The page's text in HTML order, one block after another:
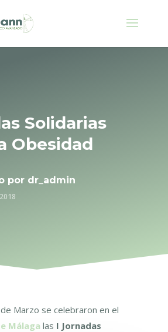
Solidarias
Obesidad
por dr_admin
Marzo se celebraron en el
Málaga las I Jornadas